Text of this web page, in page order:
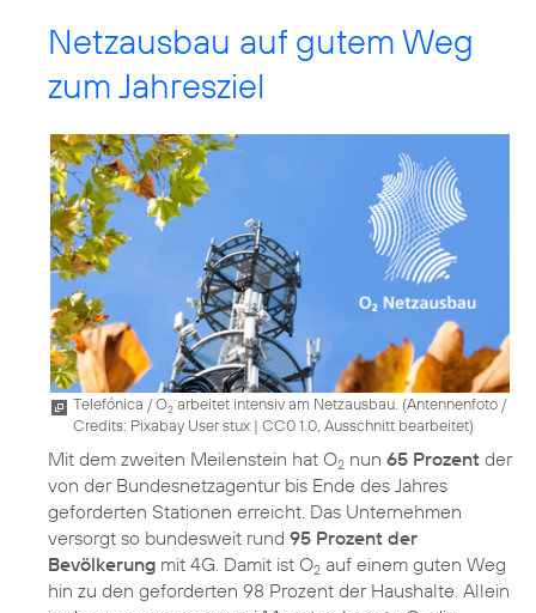
Netzausbau auf gutem Weg
zum Jahresziel
Telefónica / O2 arbeitet intensiv am Netzausbau. (Antennenfoto /
Credits: Pixabay User stux | CC0 1.0, Ausschnitt bearbeitet)
Mit dem zweiten Meilenstein hat O2 nun 65 Prozent der
von der Bundesnetzagentur bis Ende des Jahres
geforderten Stationen erreicht. Das Unternehmen
versorgt so bundesweit rund 95 Prozent der
Bevölkerung mit 4G. Damit ist O2 auf einem guten Weg
hin zu den geforderten 98 Prozent der Haushalte. Allein